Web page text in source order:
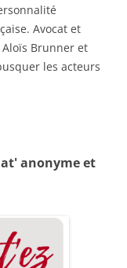
Avocat et
Brunner et
les acteurs
anonyme et